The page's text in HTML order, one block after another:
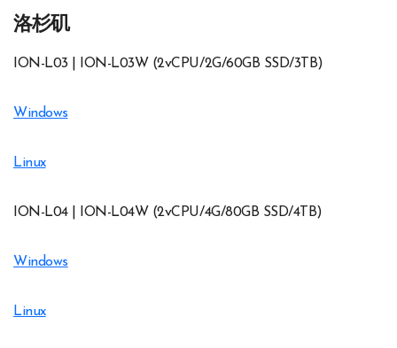
洛杉矶
ION-L03 | ION-L03W (2vCPU/2G/60GB SSD/3TB)
Windows
Linux
ION-L04 | ION-L04W (2vCPU/4G/80GB SSD/4TB)
Windows
Linux